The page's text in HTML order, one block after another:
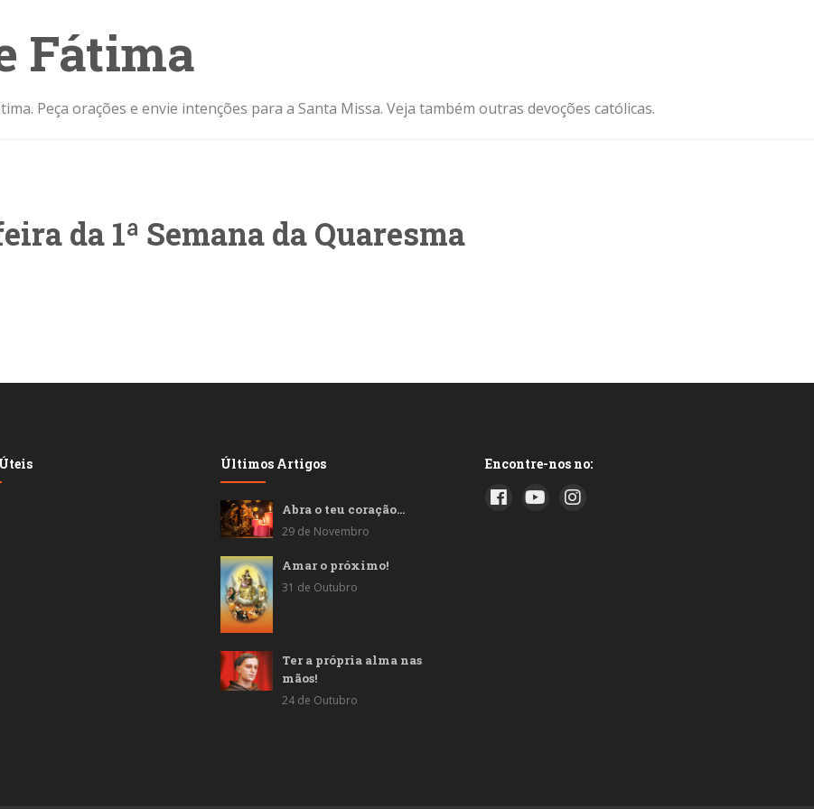
Fátima
Peça orações e envie intenções para a Santa Missa. Veja também outras devoções católicas.
da 1ª Semana da Quaresma
Últimos Artigos
Abra o teu coração…
29 de Novembro
Amar o próximo!
31 de Outubro
Ter a própria alma nas
mãos!
24 de Outubro
Encontre-nos no: